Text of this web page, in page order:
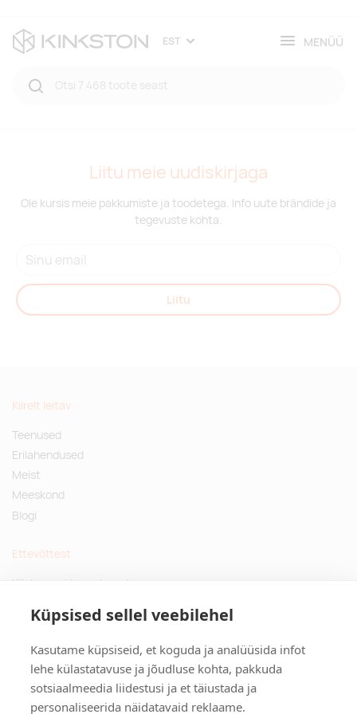
Küpsised sellel veebilehel
Kasutame küpsiseid, et koguda ja analüüsida infot
lehe külastatavuse ja jõudluse kohta, pakkuda
sotsiaalmeedia liidestusi ja et täiustada ja
personaliseerida näidatavaid reklaame.
EST MENÜÜ
Liitu meie uudiskirjaga
Ole kursis meie pakkumiste ja toodetega. Info uute brändide ja
tegevuste kohta.
Liitu
Kiirelt leitav
Teenused
Erilahendused
Meist
Meeskond
Blogi
Ettevõttest
Küsimused ja vastused
Privaatsuspoliitika
Kontakt
Tulika põik 3, Tallinn
info@kinkston.ee